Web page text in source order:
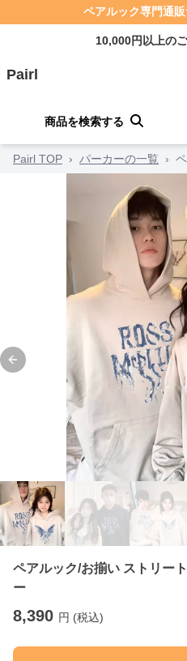
ペアルック専門通
10,000円以上の
Pairl
商品を検索する
Pairl TOP › パーカーの一覧 ›
Previous slide
ペアルック/お揃い ストリー
ー
8,390 円 (税込)